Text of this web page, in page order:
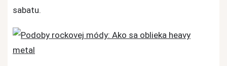
sabatu.